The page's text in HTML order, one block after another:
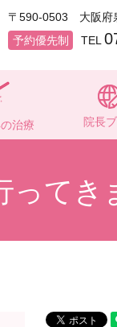
〒590-0503 大阪府
予約優先制
TEL
治療 院長
ってき